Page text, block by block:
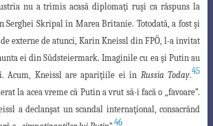
nu a trimis acasă diplomaţi ruşi ca răspuns la
Serghei Skripal în Marea Britanie. Totodată, a fost şi
de externe de atunci, Karin Kneissl din FPÖ, l-a invitat
ei din Südsteiermark. Imaginile cu ea şi Putin au
Acum, Kneissl are apariţiile ei în Russia Today.45
la acea vreme că Putin avrut să-i facă o „favoare”.
a declanşat un scandal internaţional , consacrând
46